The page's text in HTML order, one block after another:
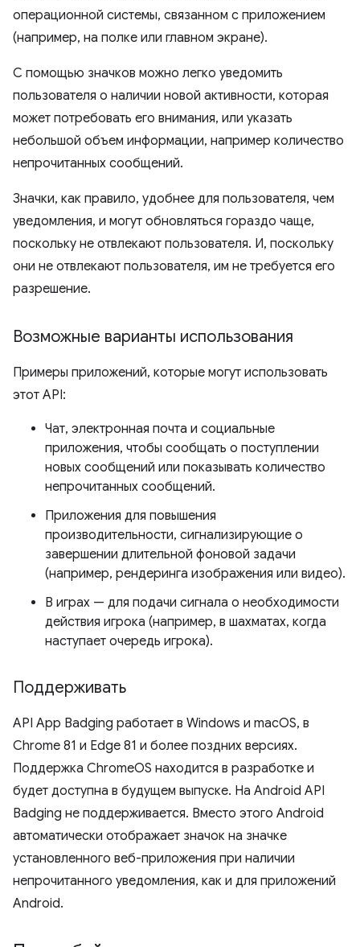
операционной системы, связанном с приложением
(например, на полке или главном экране).
С помощью значков можно легко уведомить
пользователя о наличии новой активности, которая
может потребовать его внимания, или указать
небольшой объем информации, например количество
непрочитанных сообщений.
Значки, как правило, удобнее для пользователя, чем
уведомления, и могут обновляться гораздо чаще,
поскольку не отвлекают пользователя. И, поскольку
они не отвлекают пользователя, им не требуется его
разрешение.
Возможные варианты использования
Примеры приложений, которые могут использовать
этот API:
Чат, электронная почта и социальные
приложения, чтобы сообщать о поступлении
новых сообщений или показывать количество
непрочитанных сообщений.
Приложения для повышения
производительности, сигнализирующие о
завершении длительной фоновой задачи
(например, рендеринга изображения или видео).
В играх — для подачи сигнала о необходимости
действия игрока (например, в шахматах, когда
наступает очередь игрока).
Поддерживать
API App Badging работает в Windows и macOS, в
Chrome 81 и Edge 81 и более поздних версиях.
Поддержка ChromeOS находится в разработке и
будет доступна в будущем выпуске. На Android API
Badging не поддерживается. Вместо этого Android
автоматически отображает значок на значке
установленного веб-приложения при наличии
непрочитанного уведомления, как и для приложений
Android.